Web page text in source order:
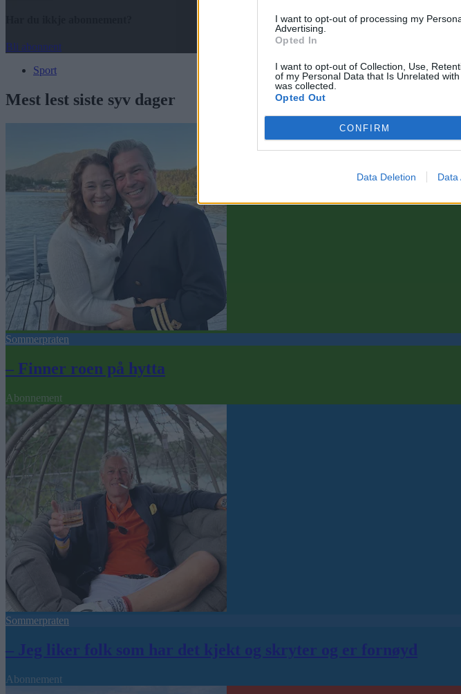
I want to opt-out of processing my
Advertising.
Opted In
I want to opt-out of Collection, Use,
of my Personal Data that Is Unrelated
was collected.
Opted Out
CONFIRM
Data Deletion Data
Bli abonnent
Sport
Mest lest siste syv dager
Sommerpraten
– Finner roen på hytta
Abonnement
Sommerpraten
– Jeg liker folk som har det kjekt og skryter og er fornøyd
Abonnement